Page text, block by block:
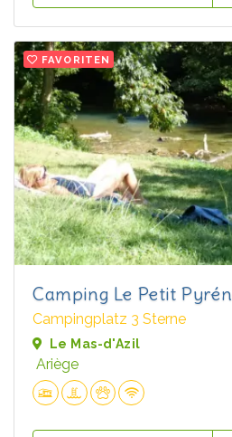
FAVORITEN
Camping Le Petit
Campingplatz 3 Sterne
Le Mas-d'Azil
Ariège